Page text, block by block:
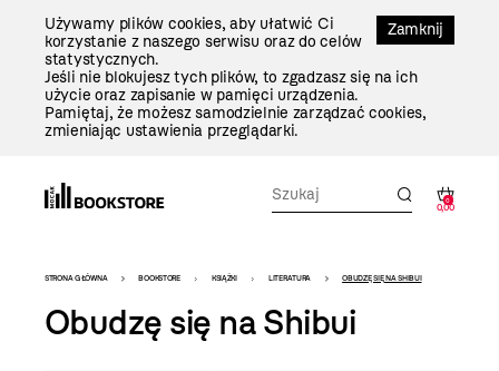
Zamknij
Używamy plików cookies, aby ułatwić Ci
korzystanie z naszego serwisu oraz do celów
statystycznych.
Jeśli nie blokujesz tych plików, to zgadzasz się na ich
użycie oraz zapisanie w pamięci urządzenia.
Pamiętaj, że możesz samodzielnie zarządzać cookies,
zmieniając ustawienia przeglądarki.
0
0,00
Bookstore
-
szablon
STRONA GŁÓWNA BOOKSTORE KSIĄŻKI LITERATURA OBUDZĘ SIĘ NA SHIBUI
Obudzę się na Shibui